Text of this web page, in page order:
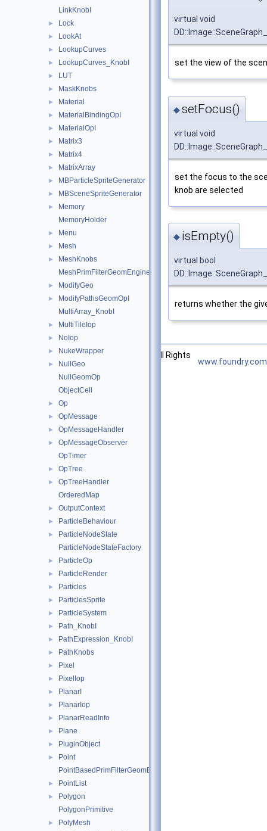
LinkKnobI
► Lock
► LookAt
► LookupCurves
► LookupCurves_KnobI
► LUT
► MaskKnobs
► Material
► MaterialBindingOpI
► MaterialOpI
► Matrix3
► Matrix4
► MatrixArray
► MBParticleSpriteGenerator
► MBSceneSpriteGenerator
►
Memory
MemoryHolder
► Menu
► Mesh
►
MeshKnobs
MeshPrimFilterGeomEngineI
► ModifyGeo
►
ModifyPathsGeomOpI
MultiArray_KnobI
► MultiTileIop
► NoIop
► NukeWrapper
►
NullGeo
NullGeomOp
ObjectCell
► Op
► OpMessage
► OpMessageHandler
►
OpMessageObserver
OpTimer
► OpTree
►
OpTreeHandler
OrderedMap
► OutputContext
► ParticleBehaviour
►
ParticleNodeState
ParticleNodeStateFactory
► ParticleOp
► ParticleRender
► Particles
► ParticlesSprite
► ParticleSystem
► Path_KnobI
► PathExpression_KnobI
► PathKnobs
► Pixel
► PixelIop
► PlanarI
► PlanarIop
► PlanarReadInfo
► Plane
► PluginObject
►
Point
PointBasedPrimFilterGeomEngineI
► PointList
►
Polygon
PolygonPrimitive
► PolyMesh
virtual void
set the view of the
◆setFocus()
virtual void
set the focus to the
knob are selected
◆ isEmpty()
virtual bool
returns whether the
©2026 The Foundry Visionmongers, Ltd. All Rights
www.foundry.com